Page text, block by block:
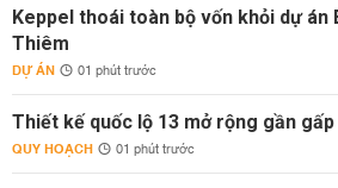
Keppel thoái toàn bộ vốn khỏi dự án
Thiêm
DỰ ÁN 01 phút trước
Thiết kế quốc lộ 13 mở rộng gần gấp
QUY HOẠCH 01 phút trước